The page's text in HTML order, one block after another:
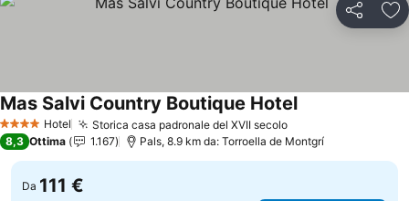
Condividi
4 Stelle Hotel Storica casa padronale del XVII secoloScopri i prezzi
Mas Salvi Country Boutique HotelScopri i prezzi
8,3 Ottima 1.167 Pals, 8.9 km da: Torroella de Montgrí
Da 111 €